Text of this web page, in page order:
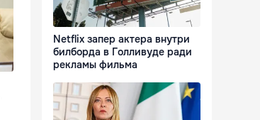
Netflix запер актера внутри
билборда в Голливуде ради
рекламы фильма